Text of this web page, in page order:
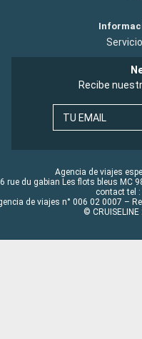
Recibe
TU EMAIL
Agencia de viajes
rue du gabian Les flots bleus MC
contact tel
de viajes n° 006 02 0007 –
©